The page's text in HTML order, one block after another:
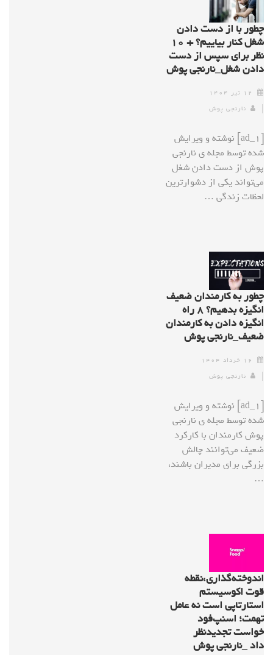
چطور با از دست دادن
شغل کنار بیاییم؟ + ۱۰
نظر برای سپس از دست
دادن شغل_نارنجی پوش
۱۲ تیر ۱۴۰۴
نارنجی پوش
[ad_1] نوشته و ویرایش
شده توسط مجله ی نارنجی
پوش از دست دادن شغل
می‌تواند یکی از دشوارترین
لحظات زندگی …
چطور به کارمندان ضعیف
انگیزه بدهیم؟ ۸ راه
انگیزه دادن به کارمندان
ضعیف_نارنجی پوش
۱۶ خرداد ۱۴۰۴
نارنجی پوش
[ad_1] نوشته و ویرایش
شده توسط مجله ی نارنجی
پوش کارمندان با کارکرد
ضعیف می‌توانند چالش
بزرگی برای مدیران باشند،
…
اندوخته‌گذاری،نقطه
قوت اکوسیستم
استارتاپی است نه عامل
تهمت؛ اسنپ‌فود
خواست تجدیدنظر
داد _نارنجی پوش